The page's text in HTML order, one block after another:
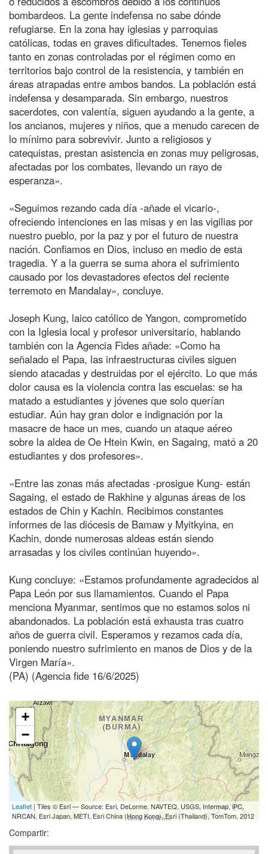
bombardeos. La gente indefensa no sabe dónde
refugiarse. En la zona hay iglesias y parroquias
católicas, todas en graves dificultades. Tenemos fieles
tanto en zonas controladas por el régimen como en
territorios bajo control de la resistencia, y también en
áreas atrapadas entre ambos bandos. La población está
indefensa y desamparada. Sin embargo, nuestros
sacerdotes, con valentía, siguen ayudando a la gente, a
los ancianos, mujeres y niños, que a menudo carecen de
lo mínimo para sobrevivir. Junto a religiosos y
catequistas, prestan asistencia en zonas muy peligrosas,
afectadas por los combates, llevando un rayo de
esperanza».
«Seguimos rezando cada día -añade el vicario-,
ofreciendo intenciones en las misas y en las vigilias por
nuestro pueblo, por la paz y por el futuro de nuestra
nación. Confiamos en Dios, incluso en medio de esta
tragedia. Y a la guerra se suma ahora el sufrimiento
causado por los devastadores efectos del reciente
terremoto en Mandalay», concluye.
Joseph Kung, laico católico de Yangon, comprometido
con la Iglesia local y profesor universitario, hablando
también con la Agencia Fides añade: «Como ha
señalado el Papa, las infraestructuras civiles siguen
siendo atacadas y destruidas por el ejército. Lo que más
dolor causa es la violencia contra las escuelas: se ha
matado a estudiantes y jóvenes que solo querían
estudiar. Aún hay gran dolor e indignación por la
masacre de hace un mes, cuando un ataque aéreo
sobre la aldea de Oe Htein Kwin, en Sagaing, mató a 20
estudiantes y dos profesores».
«Entre las zonas más afectadas -prosigue Kung- están
Sagaing, el estado de Rakhine y algunas áreas de los
estados de Chin y Kachin. Recibimos constantes
informes de las diócesis de Bamaw y Myitkyina, en
Kachin, donde numerosas aldeas están siendo
arrasadas y los civiles continúan huyendo».
Kung concluye: «Estamos profundamente agradecidos al
Papa León por sus llamamientos. Cuando el Papa
menciona Myanmar, sentimos que no estamos solos ni
abandonados. La población está exhausta tras cuatro
años de guerra civil. Esperamos y rezamos cada día,
poniendo nuestro sufrimiento en manos de Dios y de la
Virgen María».
(PA) (Agencia fide 16/6/2025)
+
−
Leaflet | Tiles © Esri — Source: Esri, DeLorme, NAVTEQ, USGS, Intermap, iPC,
NRCAN, Esri Japan, METI, Esri China (Hong Kong), Esri (Thailand), TomTom, 2012
Compartir: